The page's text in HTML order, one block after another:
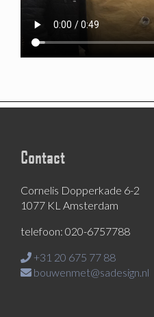
Contact
Cornelis Dopperkade 6-2
1077 KL Amsterdam
telefoon: 020-6757788
+31 20 675 77 88
bouwenmet@sadesign.nl